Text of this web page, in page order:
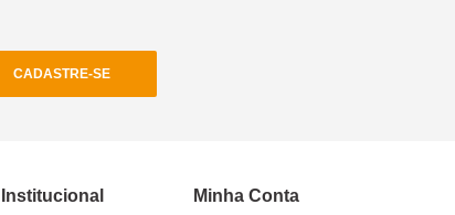
CADASTRE-SE
Institucional Minha Conta